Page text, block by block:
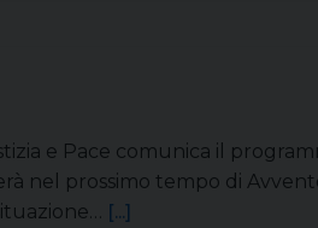
e Pace comunica il
nel prossimo tempo di
[...]